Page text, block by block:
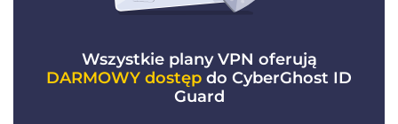
Wszystkie plany VPN oferują
DARMOWY dostęp do CyberGhost ID
Guard